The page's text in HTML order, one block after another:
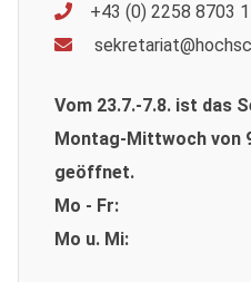
+43 (0) 2258 8703
Vom 23.7.-7.8. ist das
Montag-Mittwoch von
geöffnet.
Mo - Fr:
Mo u. Mi: